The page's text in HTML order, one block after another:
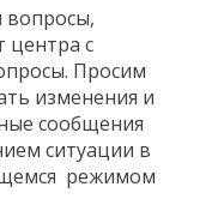
вопросы,
центра с
Просим
изменения и
сообщения
ситуации в
режимом